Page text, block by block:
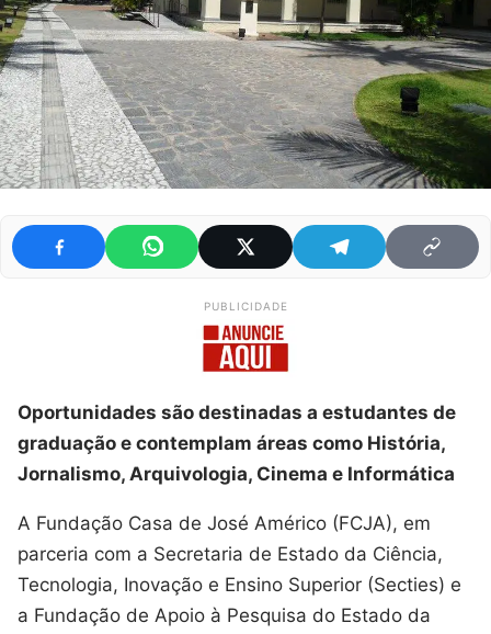
PUBLICIDADE
Oportunidades são destinadas a estudantes de
graduação e contemplam áreas como História,
Jornalismo, Arquivologia, Cinema e Informática
A Fundação Casa de José Américo (FCJA), em
parceria com a Secretaria de Estado da Ciência,
Tecnologia, Inovação e Ensino Superior (Secties) e
a Fundação de Apoio à Pesquisa do Estado da